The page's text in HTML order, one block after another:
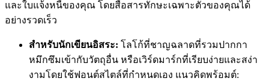
และใบแจ้งหนี้ของคุณ โดยสื่อสารทักษะเฉพาะตัวของคุณได้
อย่างรวดเร็ว
สำหรับนักเขียนอิสระ: โลโก้ที่ชาญฉลาดที่รวมปากกา
หมึกซึมเข้ากับวัตถุอื่น หรือเวิร์ดมาร์กที่เรียบง่ายและสง่า
งามโดยใช้ฟอนต์สไตล์ที่กำหนดเอง แนวคิดพร้อมต์: